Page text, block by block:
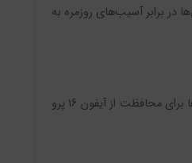
برابر آسیب‌های روزمره به
قاب مگ‌سیف شفاف Magnetic Shell آیفون 16 پرو ایموپی مدل iMOPAI، با طراحی نازک، محافظت دوگانه، سازگاری با شارژ بی‌سیم و دسترسی آسان به پورت‌ها، یکی از بهترین گزینه‌ها برای محافظت از آیفون 16 پرو